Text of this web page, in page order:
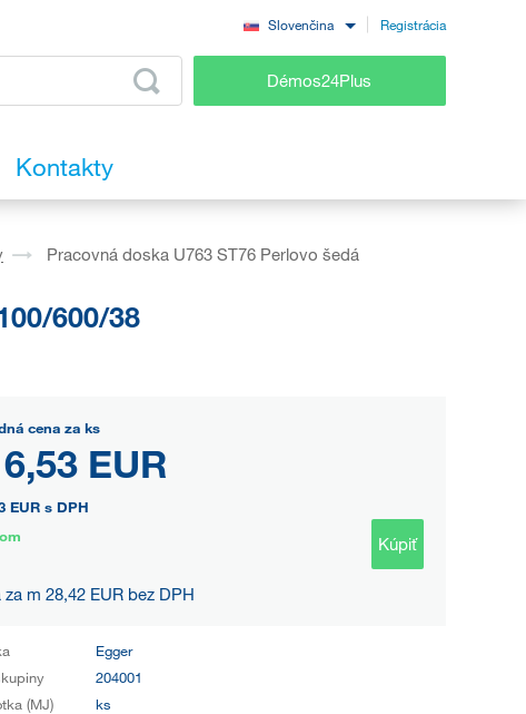
Slovenčina Registrácia
Démos24Plus
Kontakty
Pracovná doska U763 ST76 Perlovo šedá
600/38
cena za ks
EUR
EUR s DPH
Kúpiť
za m 28,42 EUR bez DPH
Egger
204001
(MJ)
ks